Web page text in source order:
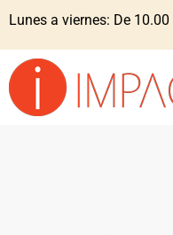
Lunes a viernes: De